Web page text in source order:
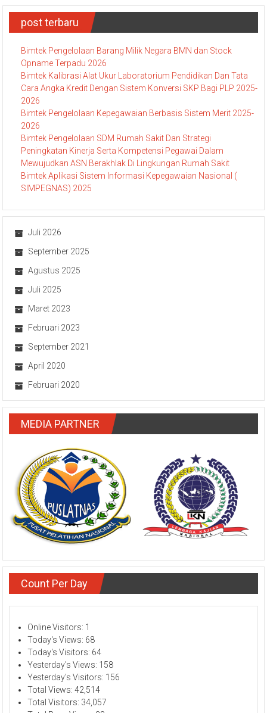
post terbaru
Bimtek Pengelolaan Barang Milik Negara BMN dan Stock
Opname Terpadu 2026
Bimtek Kalibrasi Alat Ukur Laboratorium Pendidikan Dan Tata
Cara Angka Kredit Dengan Sistem Konversi SKP Bagi PLP 2025-
2026
Bimtek Pengelolaan Kepegawaian Berbasis Sistem Merit 2025-
2026
Bimtek Pengelolaan SDM Rumah Sakit Dan Strategi
Peningkatan Kinerja Serta Kompetensi Pegawai Dalam
Mewujudkan ASN Berakhlak Di Lingkungan Rumah Sakit
Bimtek Aplikasi Sistem Informasi Kepegawaian Nasional (
SIMPEGNAS) 2025
Juli 2026
September 2025
Agustus 2025
Juli 2025
Maret 2023
Februari 2023
September 2021
April 2020
Februari 2020
MEDIA PARTNER
Count Per Day
Online Visitors: 1
Today's Views: 68
Today's Visitors: 64
Yesterday's Views: 158
Yesterday's Visitors: 156
Total Views:42,514
Total Visitors: 34,057